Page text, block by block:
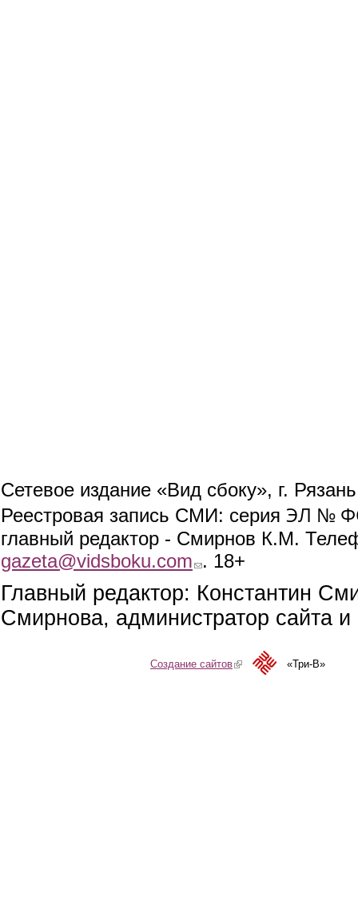
Сетевое издание «Вид сбоку», г.
Реестровая запись СМИ: серия ЭЛ №
главный редактор - Смирнов К.М.
gazeta@vidsboku.com (link sends e-mail)
. 18+
Главный редактор: Константин
Смирнова, администратор сайта
Создание сайтов(link is external)«Три-В»